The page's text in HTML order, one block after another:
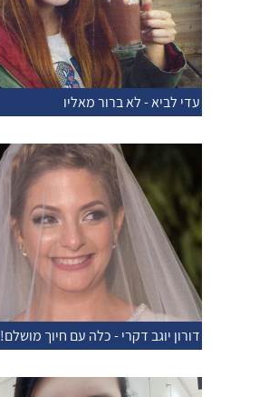
עדי לביא - לא ברור מאליו
דורון יוגב דקרי - כלה עם חיוך מושלם!